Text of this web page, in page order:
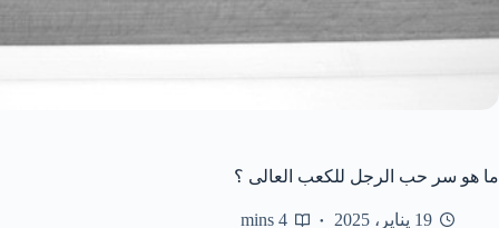
ما هو سر حب الرجل للكعب العالى ؟
19 يناير، 2025 4 mins